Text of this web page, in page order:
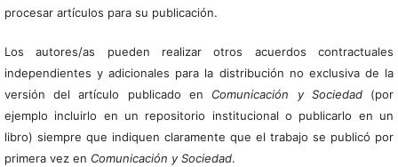
procesar artículos para su publicación.
Los autores/as pueden realizar otros acuerdos contractuales
independientes y adicionales para la distribución no exclusiva de la
versión del artículo publicado en Comunicación y Sociedad(por
ejemplo incluirlo en un repositorio institucional o publicarlo en un
libro) siempre que indiquen claramente que el trabajo se publicó por
primera vez en Comunicación y Sociedad.